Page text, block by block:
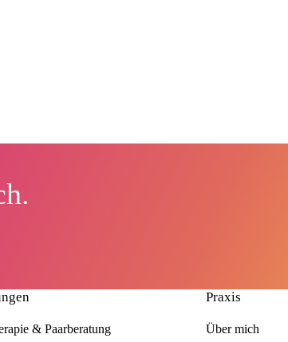
& Paarberatung
Praxis
Über mich